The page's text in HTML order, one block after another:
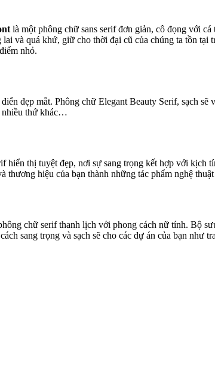
là một phông chữ sans serif đơn giản, cô đọng với
và quá khứ, giữ cho thời đại cũ của chúng ta tồn
nhỏ.
đẹp mắt. Phông chữ Elegant Beauty Serif, sạch
nhiều thứ khác…
hiển thị tuyệt đẹp, nơi sự sang trọng kết hợp với kịch
thương hiệu của bạn thành những tác phẩm nghệ
chữ serif thanh lịch với phong cách nữ tính. Bộ
sang trọng và sạch sẽ cho các dự án của bạn